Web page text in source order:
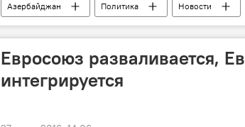
Азербайджан Политика Новости
Евросоюз разваливается,
интегрируется